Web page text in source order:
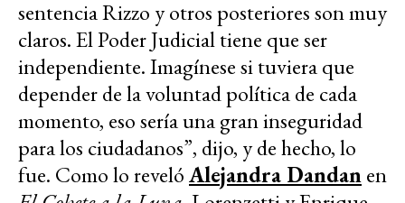
sentencia Rizzo y otros posteriores son muy
claros. El Poder Judicial tiene que ser
independiente. Imagínese si tuviera que
depender de la voluntad política de cada
momento, eso sería una gran inseguridad
para los ciudadanos”, dijo, y de hecho, lo
fue. Como lo revelóAlejandra Dandanen